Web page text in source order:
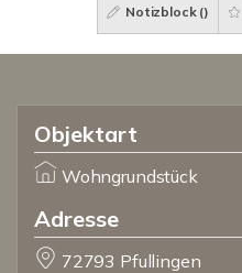
Notizblock ()
Objektart
Wohngrundstück
Adresse
72793 Pfullingen